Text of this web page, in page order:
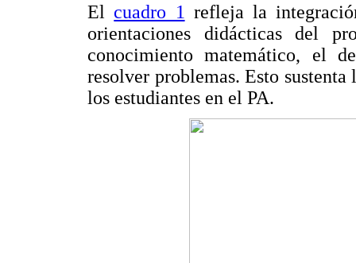
El cuadro 1 refleja la
orientaciones didácticas del
conocimiento matemático, el
resolver problemas. Esto
los estudiantes en el PA.